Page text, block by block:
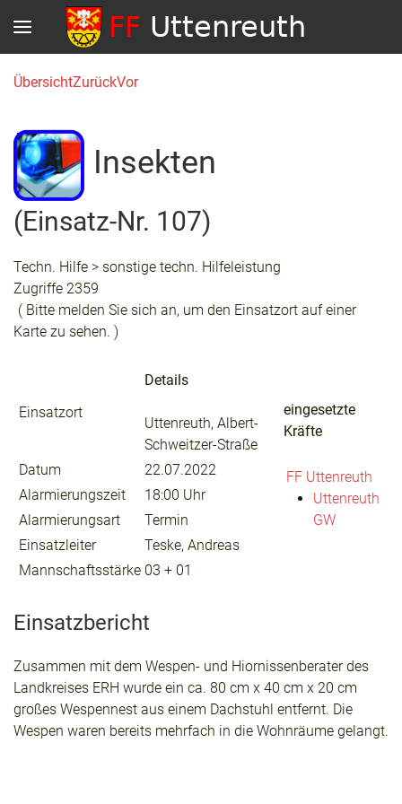
ÜbersichtZurückVor
Insekten
(Einsatz-Nr. 107)
Techn. Hilfe > sonstige techn. Hilfeleistung
Zugriffe 2359
( Bitte melden Sie sich an, um den Einsatzort auf einer
Karte zu sehen. )
Einsatzort
Details
Uttenreuth, Albert-
Schweitzer-Straße
Datum
22.07.2022
Alarmierungszeit
18:00 Uhr
Alarmierungsart
Termin
Einsatzleiter
Teske, Andreas
Mannschaftsstärke 03 + 01
eingesetzte
Kräfte
FF Uttenreuth
Uttenreuth
GW
Einsatzbericht
Zusammen mit dem Wespen- und Hiornissenberater des
Landkreises ERH wurde ein ca. 80 cm x 40 cm x 20 cm
großes Wespennest aus einem Dachstuhl entfernt. Die
Wespen waren bereits mehrfach in die Wohnräume gelangt.